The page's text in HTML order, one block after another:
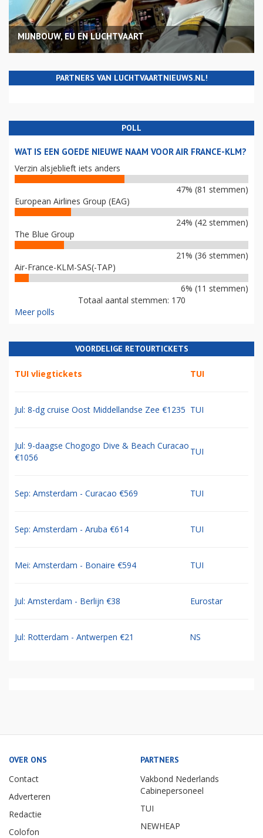
MIJNBOUW, EU EN LUCHTVAART
PARTNERS VAN LUCHTVAARTNIEUWS.NL!
POLL
WAT IS EEN GOEDE NIEUWE NAAM VOOR AIR FRANCE-KLM?
Verzin alsjeblieft iets anders
47% (81 stemmen)
European Airlines Group (EAG)
24% (42 stemmen)
The Blue Group
21% (36 stemmen)
Air-France-KLM-SAS(-TAP)
6% (11 stemmen)
Totaal aantal stemmen: 170
Meer polls
VOORDELIGE RETOURTICKETS
TUI vliegtickets TUI
Jul: 8-dg cruise Oost Middellandse Zee €1235 TUI
Jul: 9-daagse Chogogo Dive & Beach Curacao
€1056
TUI
Sep: Amsterdam - Curacao €569 TUI
Sep: Amsterdam - Aruba €614 TUI
Mei: Amsterdam - Bonaire €594 TUI
Jul: Amsterdam - Berlijn €38 Eurostar
Jul: Rotterdam - Antwerpen €21 NS
OVER ONS
Contact
Adverteren
Redactie
Colofon
PARTNERS
Vakbond Nederlands
Cabinepersoneel
TUI
NEWHEAP